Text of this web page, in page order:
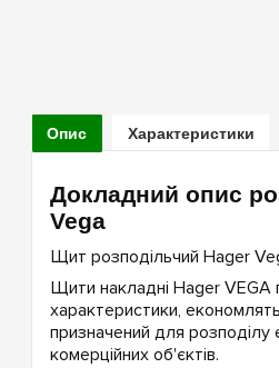
Опис Характеристики
Докладний опис
Vega
Щит розподільчий Hager
Щити накладні Hager VEGA
характеристики,
призначений для розподілу
комерційних об'єктів.